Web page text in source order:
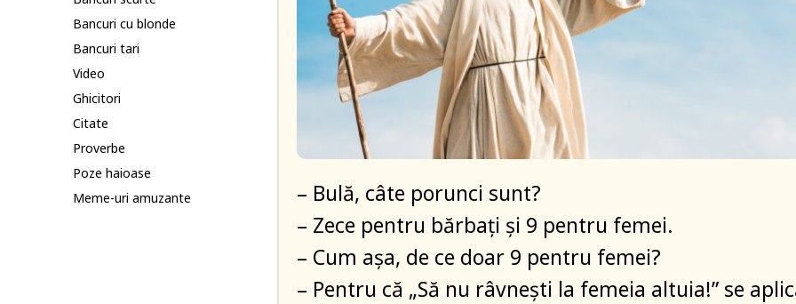
Bancuri cu blonde
Bancuri tari
Video
Ghicitori
Citate
Proverbe
Poze haioase
Meme-uri amuzante
– Bulă, câte porunci sunt?
– Zece pentru bărbați și 9 pentru femei.
– Cum așa, de ce doar 9 pentru femei?
– Pentru că „Să nu râvnești la femeia altuia!” se